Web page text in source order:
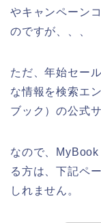
やキャンペーン
のですが、、、
ただ、年始セー
な情報を検索エ
ブック）の公式
なので、
る方は、下記ペ
しれません。